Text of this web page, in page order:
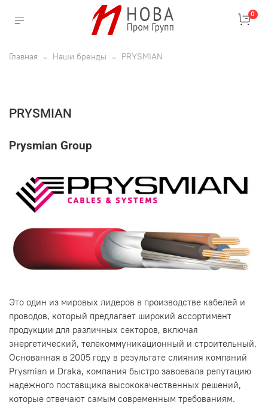
0
Главная Наши бренды PRYSMIAN
PRYSMIAN
Prysmian Group
Это один из мировых лидеров в производстве кабелей и
проводов, который предлагает широкий ассортимент
продукции для различных секторов, включая
энергетический, телекоммуникационный и строительный.
Основанная в 2005 году в результате слияния компаний
Prysmian и Draka, компания быстро завоевала репутацию
надежного поставщика высококачественных решений,
которые отвечают самым современным требованиям.